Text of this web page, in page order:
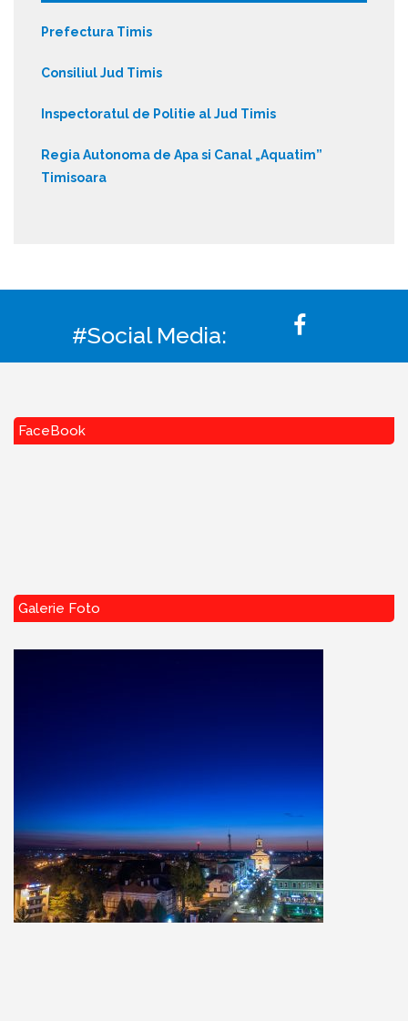
Prefectura Timis
Consiliul Jud Timis
Inspectoratul de Politie al Jud Timis
Regia Autonoma de Apa si Canal „Aquatim”
Timisoara
#Social Media:
FaceBook
Galerie Foto